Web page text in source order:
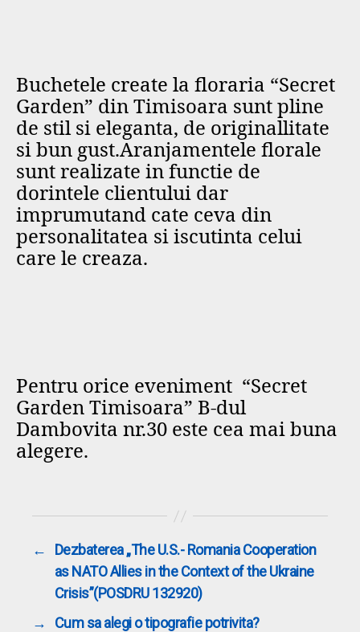
Buchetele create la floraria “Secret
Garden” din Timisoara sunt pline
de stil si eleganta, de originallitate
si bun gust.Aranjamentele florale
sunt realizate in functie de
dorintele clientului dar
imprumutand cate ceva din
personalitatea si iscutinta celui
care le creaza.
Pentru orice eveniment “Secret
Garden Timisoara” B-dul
Dambovita nr.30 este cea mai buna
alegere.
←
Dezbaterea „The U.S.- Romania Cooperation
as NATO Allies in the Context of the Ukraine
Crisis”(POSDRU 132920)
→
Cum sa alegi o tipografie potrivita?